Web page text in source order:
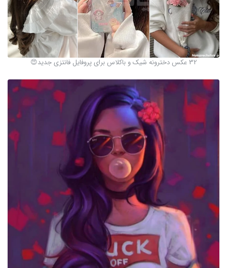
32 عکس دخترونه شیک و باکلاس برای پروفایل فانتزی جدید😍